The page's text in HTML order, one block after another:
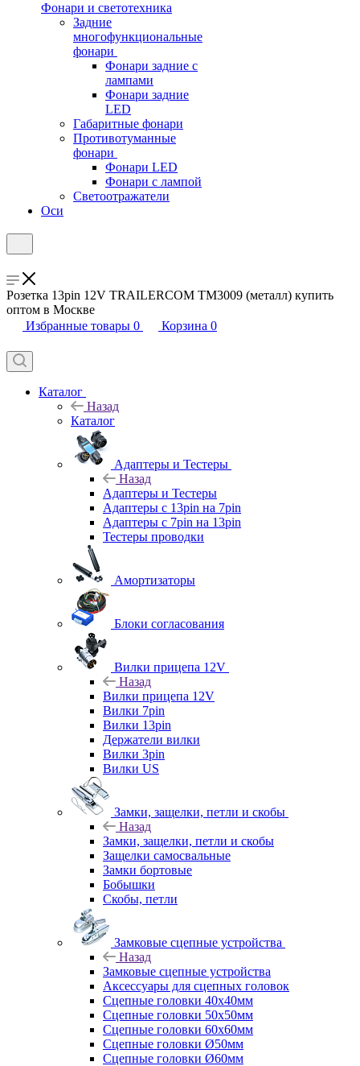
Фонари и светотехника
Задние
многофункциональные
фонари
Фонари задние с
лампами
Фонари задние
LED
Габаритные фонари
Противотуманные
фонари
Фонари LED
Фонари с лампой
Светоотражатели
Оси
Розетка 13pin 12V TRAILERCOM TM3009 (металл) купить
оптом в Москве
Избранные товары 0 Корзина 0
Каталог
Назад
Каталог
Адаптеры и Тестеры
Назад
Адаптеры и Тестеры
Адаптеры с 13pin на 7pin
Адаптеры с 7pin на 13pin
Тестеры проводки
Амортизаторы
Блоки согласования
Вилки прицепа 12V
Назад
Вилки прицепа 12V
Вилки 7pin
Вилки 13pin
Держатели вилки
Вилки 3pin
Вилки US
Замки, защелки, петли и скобы
Назад
Замки, защелки, петли и скобы
Защелки самосвальные
Замки бортовые
Бобышки
Скобы, петли
Замковые сцепные устройства
Назад
Замковые сцепные устройства
Аксессуары для сцепных головок
Сцепные головки 40x40мм
Сцепные головки 50x50мм
Сцепные головки 60x60мм
Сцепные головки Ø50мм
Сцепные головки Ø60мм